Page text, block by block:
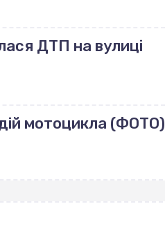
ДТП на вулиці
мотоцикла (ФОТО)